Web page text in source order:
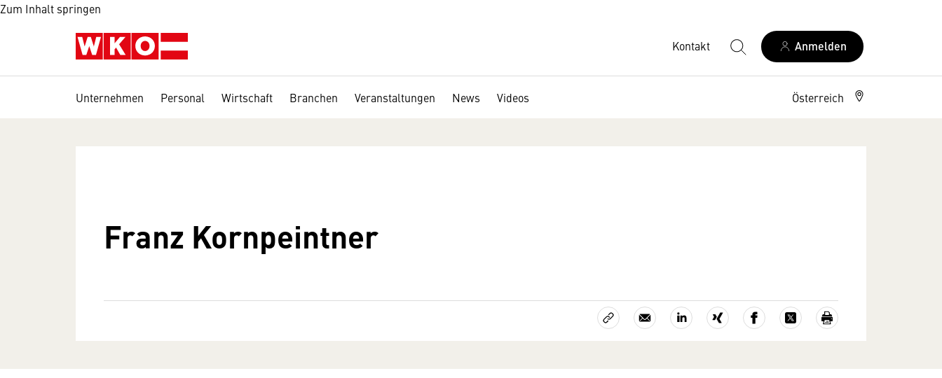
Zum Inhalt springen
Kontakt Anmelden
Unternehmen Personal Wirtschaft Branchen Veranstaltungen News Videos Österreich
Franz Kornpeintner